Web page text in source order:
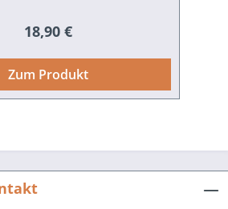
reich bebilderte Band
Bauwerks und belegt
Stellenwert.
63-1. EUR 18,90
Regulärer Preis:
18,90 €
Zum Produkt